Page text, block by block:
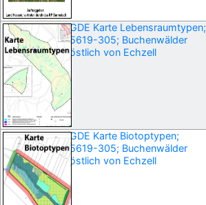
GDE Karte Lebensraumtypen;
5619-305; Buchenwälder
östlich von Echzell
GDE Karte Biotoptypen;
5619-305; Buchenwälder
östlich von Echzell